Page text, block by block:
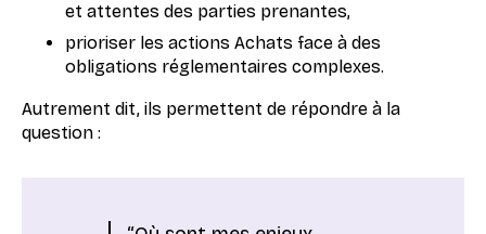
et attentes des parties prenantes,
prioriser les actions Achats face à des
obligations réglementaires complexes.
Autrement dit, ils permettent de répondre à la
question :